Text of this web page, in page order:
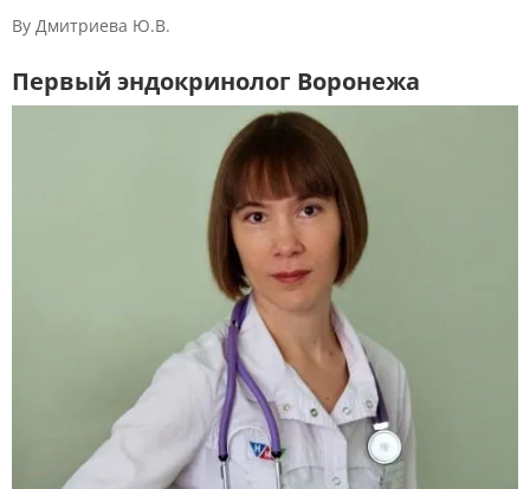
By Дмитриева Ю.В.
Первый эндокринолог Воронежа